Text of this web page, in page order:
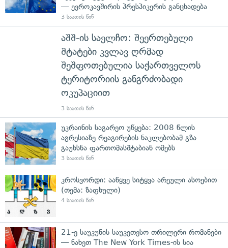
— ევროკავშირის პრესპიკერის განცხადება
3 საათის წინ
აშშ-ის საელჩო: შეერთებული
შტატები კვლავ ღრმად
შეშფოთებულია საქართველოს
ტერიტორიის განგრძობადი
ოკუპაციით
3 საათის წინ
უკრაინის საგარეო უწყება: 2008 წლის
აგრესიაზე რეაგირების ნაკლებობამ გზა
გაუხსნა ფართომასშტაბიან ომებს
3 საათის წინ
კროსვორდი: ააწყვე სიტყვა არეული ასოებით
(თემა: ზაფხული)
4 საათის წინ
21-ე საუკუნის საუკეთესო თრილერი რომანები
— ნახეთ The New York Times-ის სია